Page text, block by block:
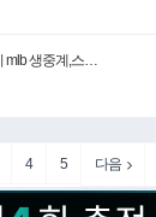
mlb 생중계,스…
4 5 다음